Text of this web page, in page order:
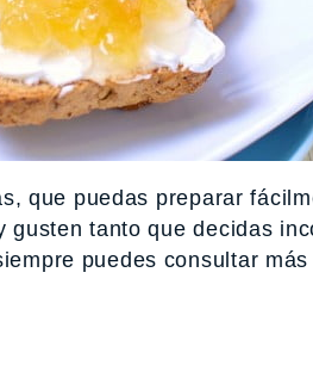
que puedas preparar
gusten tanto que decidas
puedes consultar